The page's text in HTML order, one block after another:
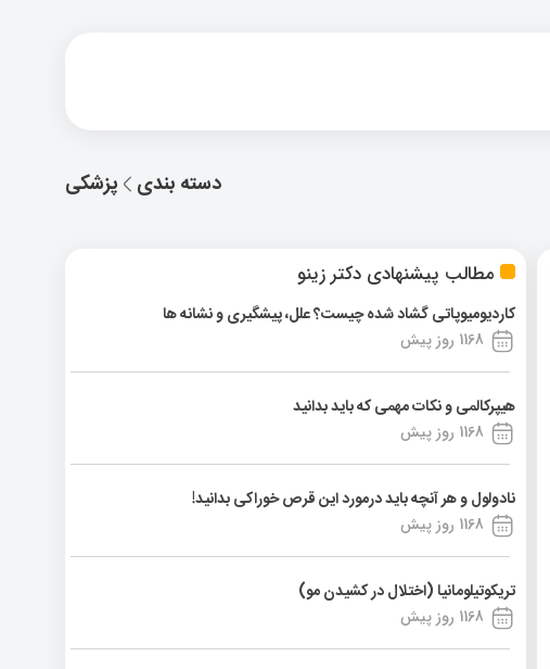
پزشکی دسته بندی
مطالب پیشنهادی دکتر زینو
کاردیومیوپاتی گشاد شده چیست؟ علل، پیشگیری و نشانه ها
1168 روز پیش
هیپرکالمی و نکات مهمی که باید بدانید
1168 روز پیش
نادولول و هر آنچه باید درمورد این قرص خوراکی بدانید!
1168 روز پیش
تریکوتیلومانیا (اختلال در کشیدن مو)
1168 روز پیش